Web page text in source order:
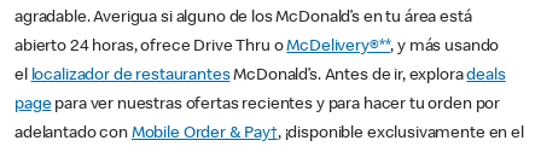
agradable. Averigua si alguno de los McDonald’s en tu área está
abierto 24 horas, ofrece Drive Thru oMcDelivery®**, y más usando
el localizador de restaurantesMcDonald’s. Antes de ir, exploradeals
pagepara ver nuestras ofertas recientes y para hacer tu orden por
adelantado con Mobile Order & Pay†, ¡disponible exclusivamente en el